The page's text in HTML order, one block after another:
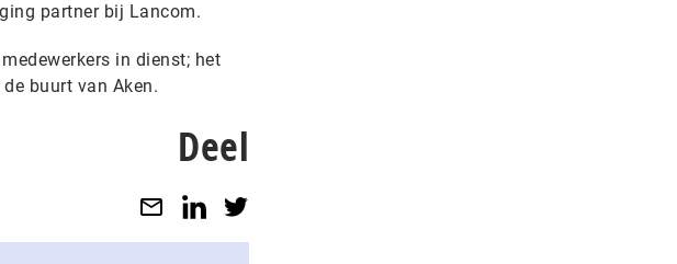
partner bij Lancom.
in dienst; het
buurt van Aken.
Deel